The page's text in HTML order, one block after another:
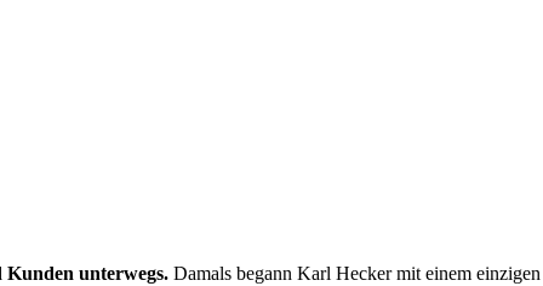
unterwegs. Damals begann Karl Hecker mit einem